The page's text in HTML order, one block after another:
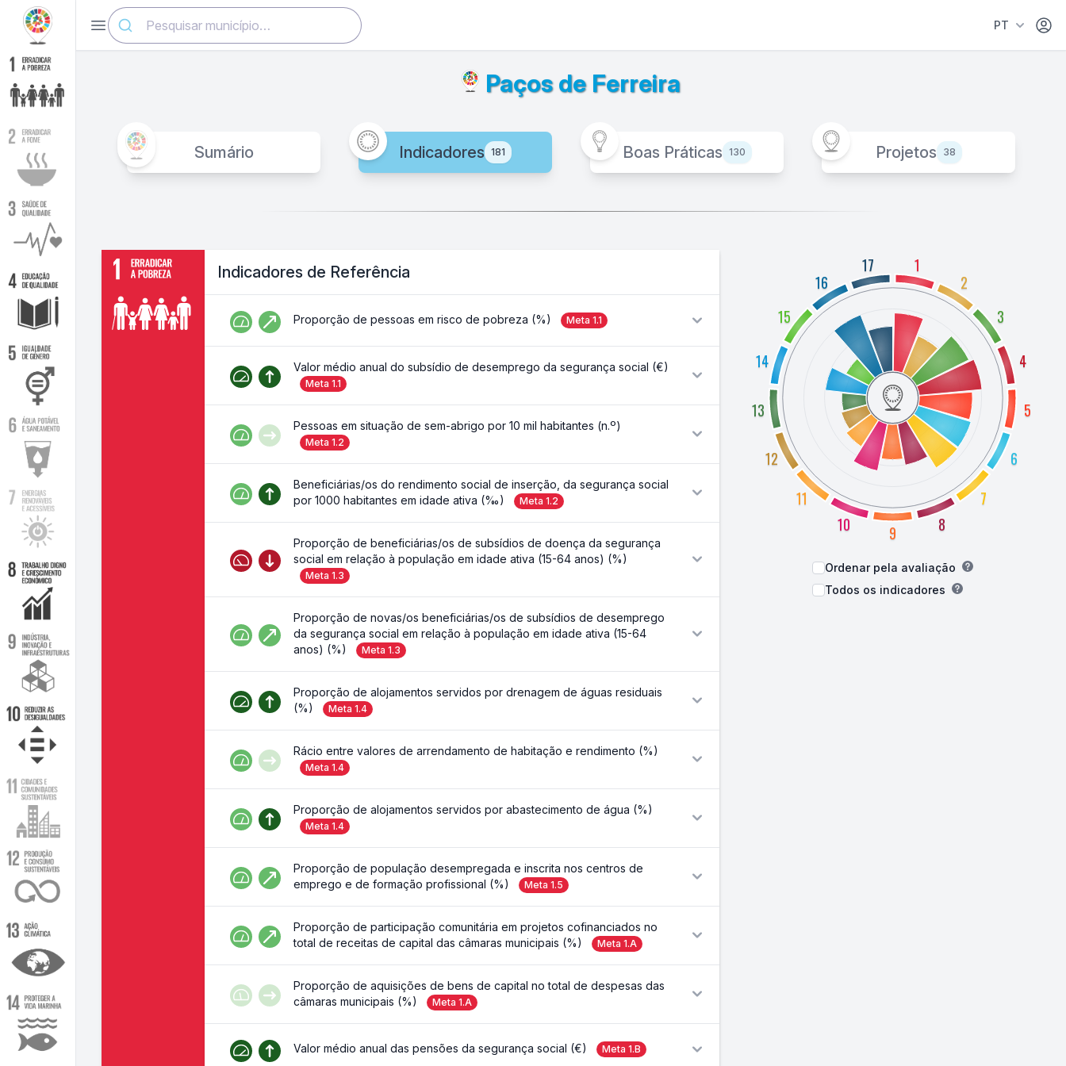
Abrir menu PT Área
Paços de Ferreira
Sumário Indicadores 181 Boas Práticas 130 Projetos 38
Indicadores de Referência
Proporção de pessoas em risco de pobreza (%) Meta 1.1
Valor médio anual do subsídio de desemprego da segurança social (€)
Meta 1.1
Pessoas em situação de sem-abrigo por 10 mil habitantes (n.º)
Meta 1.2
Beneficiárias/os do rendimento social de inserção, da segurança social
por 1000 habitantes em idade ativa (‰)
Meta 1.2
Proporção de beneficiárias/os de subsídios de doença da segurança
social em relação à população em idade ativa (15-64 anos) (%)
Meta 1.3
Proporção de novas/os beneficiárias/os de subsídios de desemprego
da segurança social em relação à população em idade ativa (15-64
anos) (%)
Meta 1.3
Proporção de alojamentos servidos por drenagem de águas residuais
(%)
Meta 1.4
Rácio entre valores de arrendamento de habitação e rendimento (%)
Meta 1.4
Proporção de alojamentos servidos por abastecimento de água (%)
Meta 1.4
Proporção de população desempregada e inscrita nos centros de
emprego e de formação profissional (%)
Meta 1.5
Proporção de participação comunitária em projetos cofinanciados no
total de receitas de capital das câmaras municipais (%)
Meta 1.A
Proporção de aquisições de bens de capital no total de despesas das
câmaras municipais (%)
Meta 1.A
Valor médio anual das pensões da segurança social (€) Meta 1.B
1
2
3
4
5
6
7
8
9
10
11
12
13
14
15
16
17
Ordenar pela avaliação
Todos os indicadores